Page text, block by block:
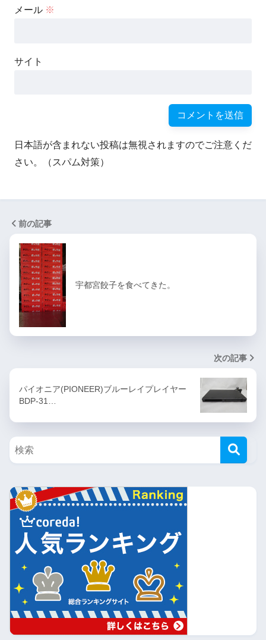
メール ※
サイト
日本語が含まれない投稿は無視されますのでご注意くだ
さい。（スパム対策）
前の記事
宇都宮餃子を食べてきた。
次の記事
パイオニア(PIONEER)ブルーレイプレイヤー
BDP-31…